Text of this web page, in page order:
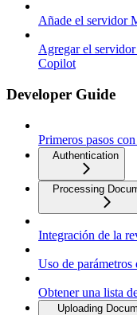
Añade el servidor
Agregar el
Copilot
Developer Guide
Primeros pasos
Authentication
Processing
Integración de la
Uso de parámetros
Obtener una lista
Uploading